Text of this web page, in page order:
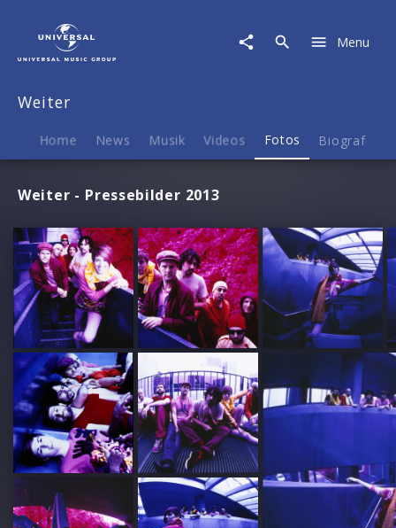
Menu
Weiter
Home News Musik Videos Fotos Biografie
Weiter - Pressebilder 2013